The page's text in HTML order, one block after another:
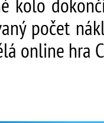
počet
online hra